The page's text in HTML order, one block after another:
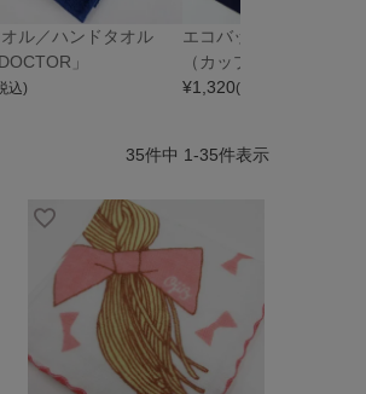
ル／ハンドタオル
」
込)
エコバッグ・
（カップリングドクタ
¥1,320(税込)
35件中 1-35件表示